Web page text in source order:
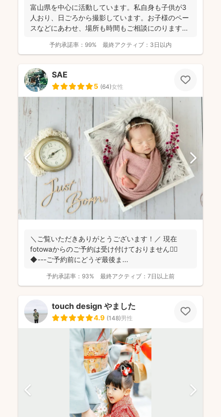
富山県を中心に活動しています。私自身も子供が3
人おり、日ごろから撮影しています。お子様のペー
スなどにあわせ、場所も時間もご相談にのります。
予約承諾率： 99% 最終アクティブ： 3日以内
SAE
5 (64)女性
＼ご覧いただきありがとうございます！／ 現在
fotowaからのご予約は受け付けておりません🙇‍♀️
◆---ご予約前にどうぞ最後ま...
予約承諾率： 93% 最終アクティブ： 7日以上前
touch design やました
4.9 (148)男性